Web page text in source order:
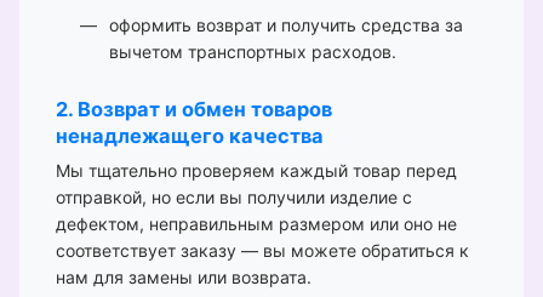
оформить возврат и получить средства за
вычетом транспортных расходов.
2. Возврат и обмен товаров
ненадлежащего качества
Мы тщательно проверяем каждый товар перед
отправкой, но если вы получили изделие с
дефектом, неправильным размером или оно не
соответствует заказу — вы можете обратиться к
нам для замены или возврата.